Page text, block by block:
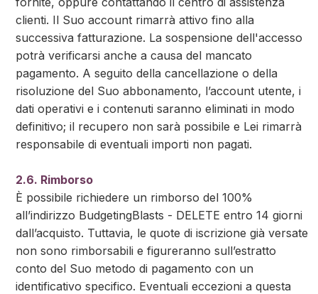
clienti. Il Suo account rimarrà attivo fino alla
successiva fatturazione. La sospensione dell'accesso
potrà verificarsi anche a causa del mancato
pagamento. A seguito della cancellazione o della
risoluzione del Suo abbonamento, l’account utente, i
dati operativi e i contenuti saranno eliminati in modo
definitivo; il recupero non sarà possibile e Lei rimarrà
responsabile di eventuali importi non pagati.
2.6. Rimborso
È possibile richiedere un rimborso del 100%
all’indirizzo BudgetingBlasts - DELETE entro 14 giorni
dall’acquisto. Tuttavia, le quote di iscrizione già versate
non sono rimborsabili e figureranno sull’estratto
conto del Suo metodo di pagamento con un
identificativo specifico. Eventuali eccezioni a questa